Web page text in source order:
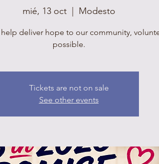
mié, 13 oct
  |
Modesto
deliver hope to our community,
possible.
Tickets are not on sale
See other events